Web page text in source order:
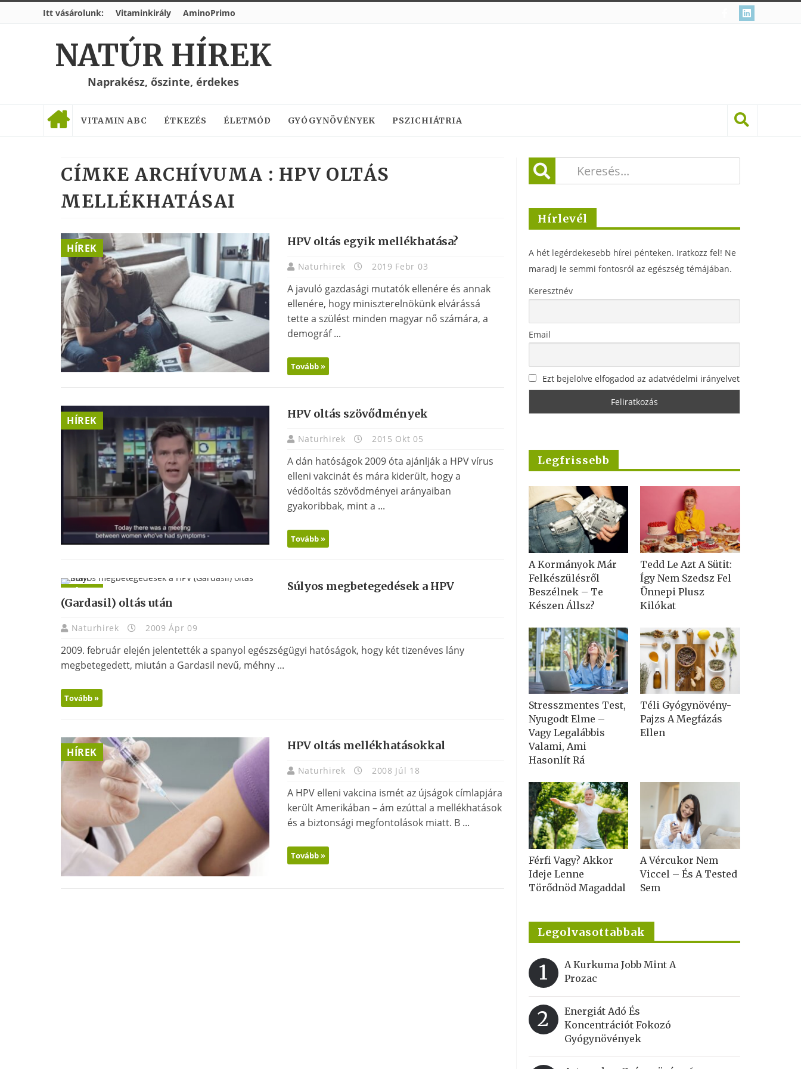
Itt vásárolunk: Vitaminkirály AminoPrimo
NATÚR HÍREK
Naprakész, őszinte, érdekes
VITAMIN ABC ÉTKEZÉS ÉLETMÓD GYÓGYNÖVÉNYEK PSZICHIÁTRIA
CÍMKE ARCHÍVUMA : HPV OLTÁS
MELLÉKHATÁSAI
HÍREK HPV oltás egyik mellékhatása?
Naturhirek 2019 Febr 03
A javuló gazdasági mutatók ellenére és annak
ellenére, hogy miniszterelnökünk elvárássá
tette a szülést minden magyar nő számára, a
demográf ...
Tovább »
HÍREK HPV oltás szövődmények
Naturhirek 2015 Okt 05
A dán hatóságok 2009 óta ajánlják a HPV vírus
elleni vakcinát és mára kiderült, hogy a
védőoltás szövődményei arányaiban
gyakoribbak, mint a ...
Tovább »
Súlyos megbetegedések a HPV
(Gardasil) oltás után
Naturhirek 2009 Ápr 09
2009. február elején jelentették a spanyol egészségügyi hatóságok, hogy két tizenéves lány
megbetegedett, miután a Gardasil nevű, méhny ...
Tovább »
HÍREK HPV oltás mellékhatásokkal
Naturhirek 2008 Júl 18
A HPV elleni vakcina ismét az újságok címlapjára
került Amerikában – ám ezúttal a mellékhatások
és a biztonsági megfontolások miatt. B ...
Tovább »
Hírlevél
A hét legérdekesebb hírei pénteken. Iratkozz fel! Ne
maradj le semmi fontosról az egészség témájában.
Keresztnév
Email
Ezt bejelölve elfogadod az adatvédelmi irányelvet
Legfrissebb
A Kormányok Már
Felkészülésről
Beszélnek – Te
Készen Állsz?
Tedd Le Azt A Sütit:
Így Nem Szedsz Fel
Ünnepi Plusz
Kilókat
Stresszmentes Test,
Nyugodt Elme –
Vagy Legalábbis
Valami, Ami
Hasonlít Rá
Téli Gyógynövény-
Pajzs A Megfázás
Ellen
Férfi Vagy? Akkor
Ideje Lenne
Törődnöd Magaddal
A Vércukor Nem
Viccel – És A Tested
Sem
Legolvasottabbak
1
A Kurkuma Jobb Mint A
Prozac
2
Energiát Adó És
Koncentrációt Fokozó
Gyógynövények